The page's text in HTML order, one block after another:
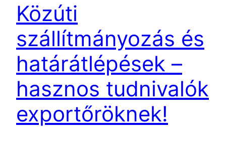
Közúti
szállítmányozás és
határátlépések –
hasznos tudnivalók
exportőröknek!